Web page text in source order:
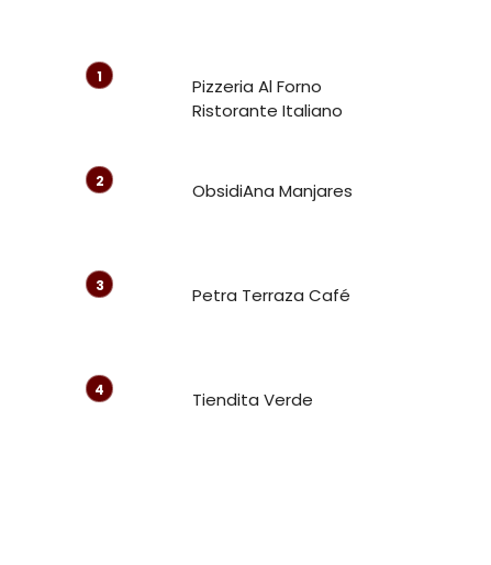
Pizzeria Al Forno
Ristorante Italiano
ObsidiAna Manjares
Petra Terraza Café
Tiendita Verde